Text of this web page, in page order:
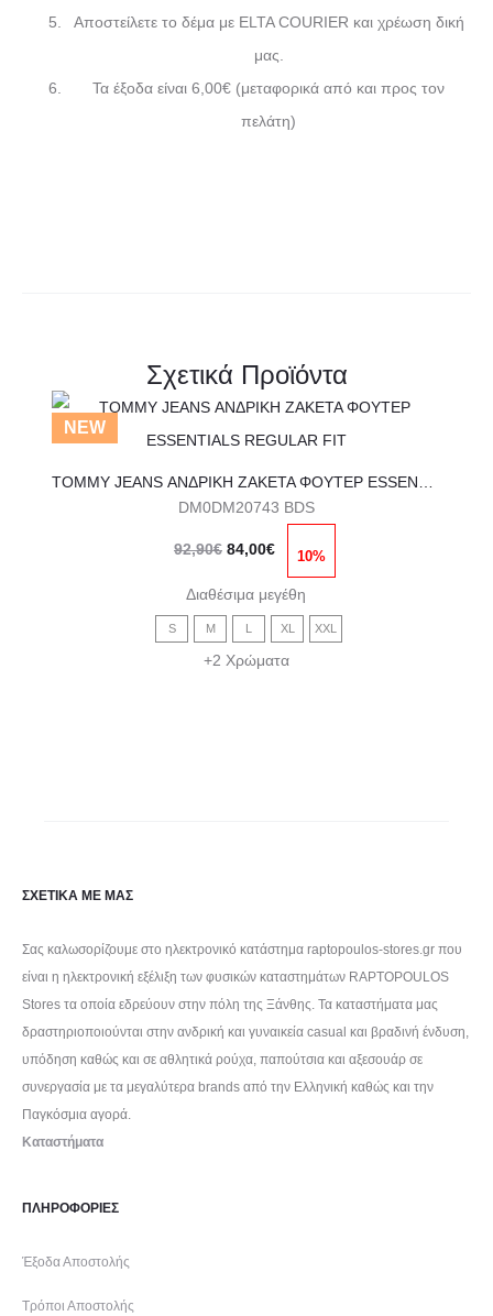
Αποστείλετε το δέμα με ELTA COURIER και χρέωση δική
μας.
Τα έξοδα είναι 6,00€ (μεταφορικά από και προς τον
πελάτη)
Σχετικά Προϊόντα
NEW
Αυτό
προϊόν
DM0DM20743 BDS
92,90€
was:
92,90€.
84,00€
τιμή
είναι:
84,00€.
10%
Διαθέσιμα μεγέθη
S M L XL XXL
+2 Χρώματα
ΣΧΕΤΙΚΑ ΜΕ ΜΑΣ
Σας καλωσορίζουμε στο ηλεκτρονικό κατάστημα raptopoulos-stores.gr που
είναι η ηλεκτρονική εξέλιξη των φυσικών καταστημάτων RAPTOPOULOS
Stores τα οποία εδρεύουν στην πόλη της Ξάνθης. Τα καταστήματα μας
δραστηριοποιούνται στην ανδρική και γυναικεία casual και βραδινή ένδυση,
υπόδηση καθώς και σε αθλητικά ρούχα, παπούτσια και αξεσουάρ σε
συνεργασία με τα μεγαλύτερα brands από την Ελληνική καθώς και την
Παγκόσμια αγορά.
Καταστήματα
ΠΛΗΡΟΦΟΡΙΕΣ
Έξοδα Αποστολής
Τρόποι Αποστολής